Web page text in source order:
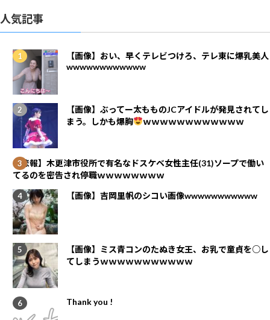
人気記事
【画像】おい、早くテレビつけろ、テレ東に爆乳美人
wwwwwwwwwwww
【画像】ぶってー太もものJCアイドルが発見されてし
まう。しかも爆胸
ｗｗｗｗｗｗｗｗｗｗｗｗ
【悲報】木更津市役所で有名なドスケベ女性主任(31)ソープで働い
てるのを密告され停職ｗｗｗｗｗｗｗｗ
【画像】吉岡里帆のシコい画像wwwwwwwwwww
【画像】ミス青コンのたぬき女王、お乳で童貞を○し
てしまうｗｗｗｗｗｗｗｗｗｗｗ
Thank you !